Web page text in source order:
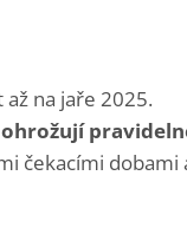
na jaře 2025.
čekacími dobami